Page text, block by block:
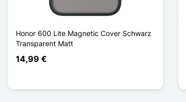
Honor 600 Lite Magnetic Cover Schwarz
Transparent Matt
14,99 €